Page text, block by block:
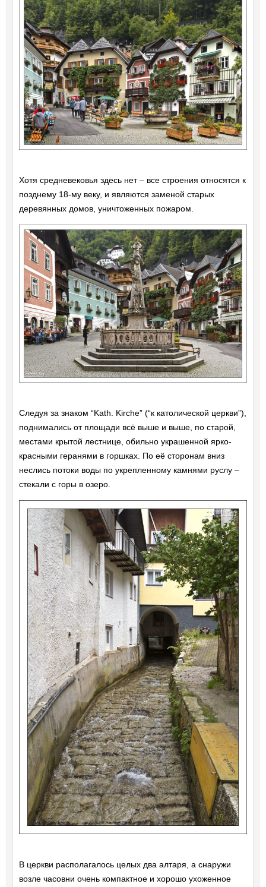
Хотя средневековья здесь нет – все строения относятся к
позднему 18-му веку, и являются заменой старых
деревянных домов, уничтоженных пожаром.
Следуя за знаком “Kath. Kirche” (“к католической церкви”),
поднимались от площади всё выше и выше, по старой,
местами крытой лестнице, обильно украшенной ярко-
красными геранями в горшках. По её сторонам вниз
неслись потоки воды по укрепленному камнями руслу –
стекали с горы в озеро.
В церкви располагалось целых два алтаря, а снаружи
возле часовни очень компактное и хорошо ухоженное